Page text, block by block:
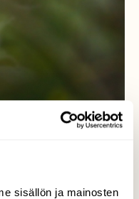
sisällön ja mainosten